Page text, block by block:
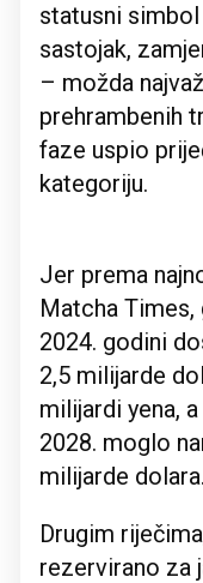
statusni
sastojak,
– možda
prehrambenih
faze uspio
kategoriju.
Jer prema
Matcha
2024. godini
2,5 milijarde
milijardi yena,
2028. moglo
milijarde dolara.
Drugim
rezervirano za